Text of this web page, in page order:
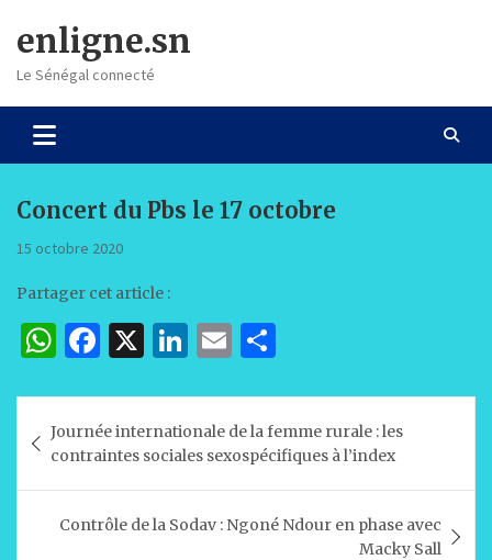
content
enligne.sn
Le Sénégal connecté
Concert du Pbs le 17 octobre
15 octobre 2020
Partager cet article :
W
at
s
A
p
F
c
e
b
o
X
Li
k
e
dI
n
E
ai
l
ta
g
er
de
l’article
Journée internationale de la femme rurale : les
contraintes sociales sexospécifiques à l’index
Contrôle de la Sodav : Ngoné Ndour en phase avec
Macky Sall